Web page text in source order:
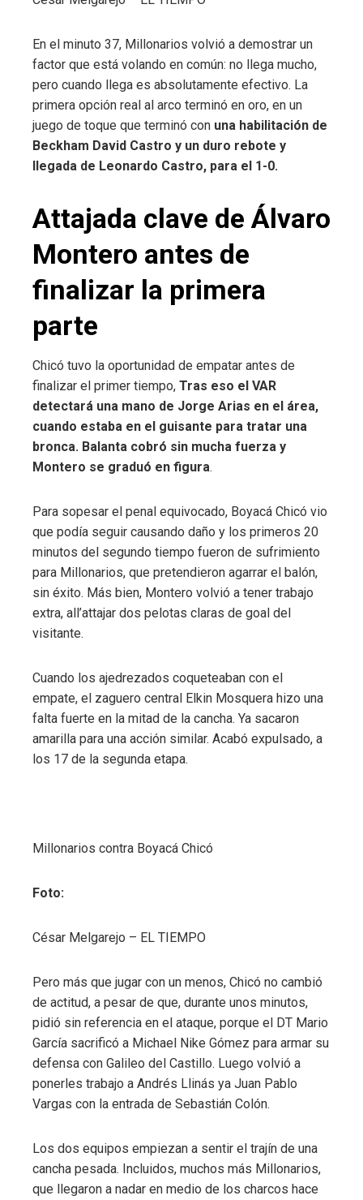
En el minuto 37, Millonarios volvió a demostrar un
factor que está volando en común: no llega mucho,
pero cuando llega es absolutamente efectivo. La
primera opción real al arco terminó en oro, en un
juego de toque que terminó con una habilitación de
Beckham David Castro y un duro rebote y
llegada de Leonardo Castro, para el 1-0.
Attajada clave de Álvaro
Montero antes de
finalizar la primera
parte
Chicó tuvo la oportunidad de empatar antes de
finalizar el primer tiempo, Tras eso el VAR
detectará una mano de Jorge Arias en el área,
cuando estaba en el guisante para tratar una
bronca. Balanta cobró sin mucha fuerza y ​​
Montero se graduó en figura.
Para sopesar el penal equivocado, Boyacá Chicó vio
que podía seguir causando daño y los primeros 20
minutos del segundo tiempo fueron de sufrimiento
para Millonarios, que pretendieron agarrar el balón,
sin éxito. Más bien, Montero volvió a tener trabajo
extra, all’attajar dos pelotas claras de goal del
visitante.
Cuando los ajedrezados coqueteaban con el
empate, el zaguero central Elkin Mosquera hizo una
falta fuerte en la mitad de la cancha. Ya sacaron
amarilla para una acción similar. Acabó expulsado, a
los 17 de la segunda etapa.
Millonarios contra Boyacá Chicó
Foto:
César Melgarejo – EL TIEMPO
Pero más que jugar con un menos, Chicó no cambió
de actitud, a pesar de que, durante unos minutos,
pidió sin referencia en el ataque, porque el DT Mario
García sacrificó a Michael Nike Gómez para armar su
defensa con Galileo del Castillo. Luego volvió a
ponerles trabajo a Andrés Llinás ya Juan Pablo
Vargas con la entrada de Sebastián Colón.
Los dos equipos empiezan a sentir el trajín de una
cancha pesada. Incluidos, muchos más Millonarios,
que llegaron a nadar en medio de los charcos hace